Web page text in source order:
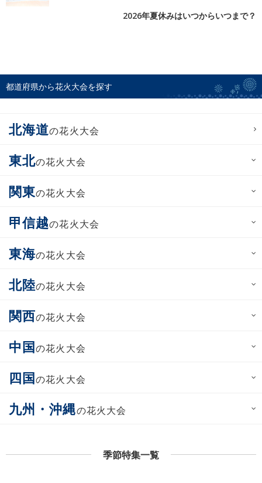
2026年夏休みはいつからいつまで？
都道府県から花火大会を探す
北海道の花火大会
東北の花火大会
関東の花火大会
甲信越の花火大会
東海の花火大会
北陸の花火大会
関西の花火大会
中国の花火大会
四国の花火大会
九州・沖縄の花火大会
季節特集一覧